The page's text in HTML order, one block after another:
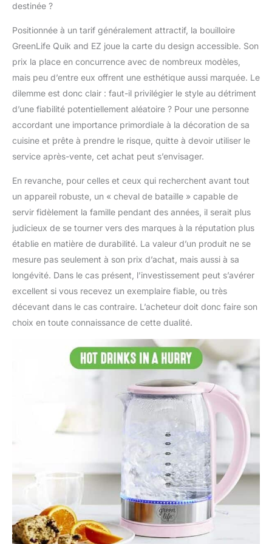
destinée ?
Positionnée à un tarif généralement attractif, la bouilloire
GreenLife Quik and EZ joue la carte du design accessible. Son
prix la place en concurrence avec de nombreux modèles,
mais peu d’entre eux offrent une esthétique aussi marquée. Le
dilemme est donc clair : faut-il privilégier le style au détriment
d’une fiabilité potentiellement aléatoire ? Pour une personne
accordant une importance primordiale à la décoration de sa
cuisine et prête à prendre le risque, quitte à devoir utiliser le
service après-vente, cet achat peut s’envisager.
En revanche, pour celles et ceux qui recherchent avant tout
un appareil robuste, un « cheval de bataille » capable de
servir fidèlement la famille pendant des années, il serait plus
judicieux de se tourner vers des marques à la réputation plus
établie en matière de durabilité. La valeur d’un produit ne se
mesure pas seulement à son prix d’achat, mais aussi à sa
longévité. Dans le cas présent, l’investissement peut s’avérer
excellent si vous recevez un exemplaire fiable, ou très
décevant dans le cas contraire. L’acheteur doit donc faire son
choix en toute connaissance de cette dualité.